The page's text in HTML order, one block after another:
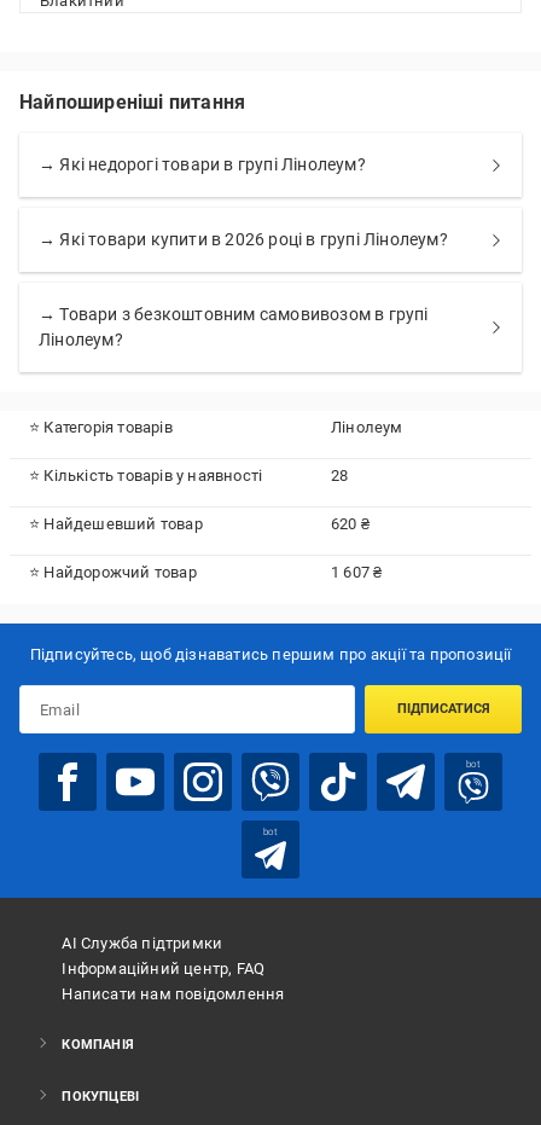
Найпоширеніші питання
→ Які недорогі товари в групі Лінолеум?
→ Які товари купити в 2026 році в групі Лінолеум?
→ Товари з безкоштовним самовивозом в групі
Лінолеум?
⭐ Категорія товарів Лінолеум
⭐ Кількість товарів у наявності 28
⭐ Найдешевший товар 620 ₴
⭐ Найдорожчий товар 1 607 ₴
Підписуйтесь, щоб дізнаватись першим про акції та пропозиції
ПІДПИСАТИСЯ
bot
bot
АІ Служба підтримки
Інформаційний центр, FAQ
Написати нам повідомлення
КОМПАНІЯ
ПОКУПЦЕВІ